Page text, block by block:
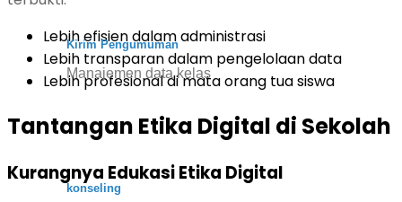
Kirim Pengumuman
Manajemen data kelas
konseling
Lebih efisien dalam administrasi
Lebih transparan dalam pengelolaan data
Lebih profesional di mata orang tua siswa
Tantangan Etika Digital di Sekolah
Kurangnya Edukasi Etika Digital